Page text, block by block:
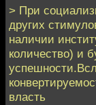
> При
других
наличии
количество) и
власть